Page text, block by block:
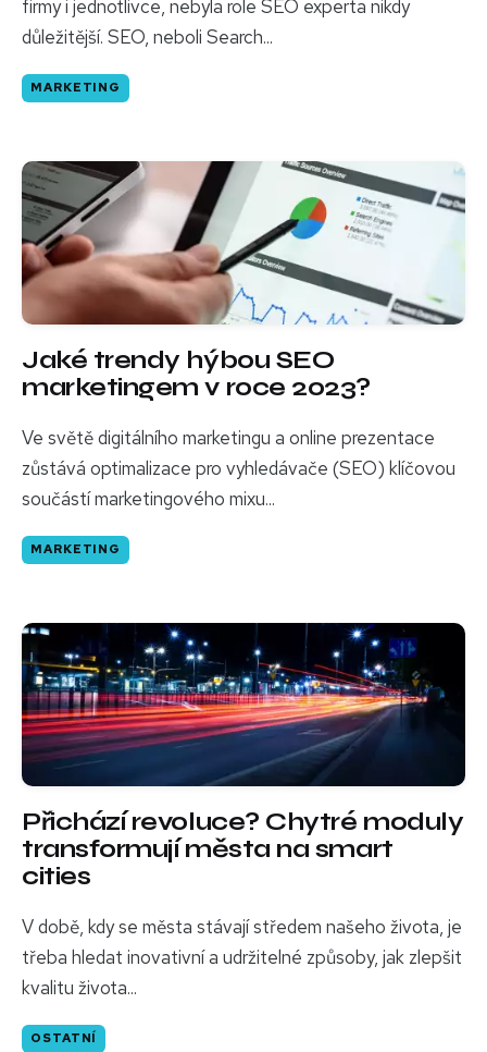
firmy i jednotlivce, nebyla role SEO experta nikdy
důležitější. SEO, neboli Search...
MARKETING
Jaké trendy hýbou SEO
marketingem v roce 2023?
Ve světě digitálního marketingu a online prezentace
zůstává optimalizace pro vyhledávače (SEO) klíčovou
součástí marketingového mixu...
MARKETING
Přichází revoluce? Chytré moduly
transformují města na smart
cities
V době, kdy se města stávají středem našeho života, je
třeba hledat inovativní a udržitelné způsoby, jak zlepšit
kvalitu života...
OSTATNÍ